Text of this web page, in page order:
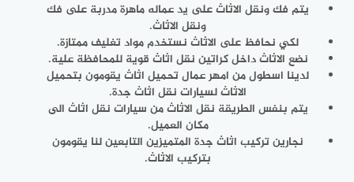
يتم فك ونقل الاثاث على يد عماله ماهرة مدربة على فك
ونقل الاثاث.
لكي نحافظ على الاثاث نستخدم مواد تغليف ممتازة.
نضع الاثاث داخل كراتين نقل اثاث قوية للمحافظة علية.
لدينا اسطول من امهر عمال تحميل اثاث يقومون بتحميل
الاثاث لسيارات نقل اثاث جدة.
يتم بنفس الطريقة نقل الاثاث من سيارات نقل اثاث الى
مكان العميل.
نجارين تركيب اثاث جدة المتميزين التابعين لنا يقومون
بتركيب الاثاث.